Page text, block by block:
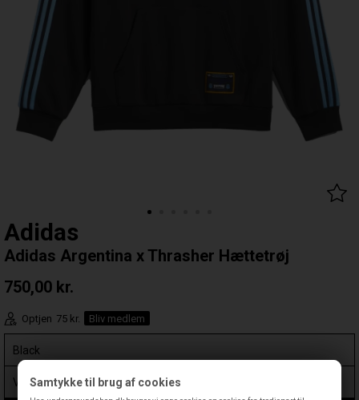
Samtykke til brug af cookies
Adidas
Adidas Argentina x Thrasher Hættetrøj
750,00 kr.
Optjen 75 kr. Bliv medlem